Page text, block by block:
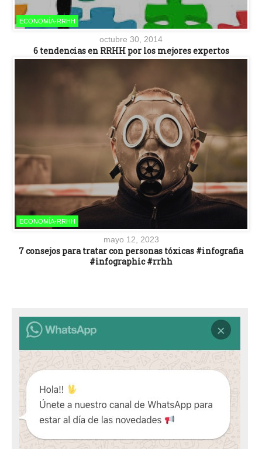
ECONOMÍA-RRHH
octubre 30, 2014
6 tendencias en RRHH por los mejores expertos
ECONOMÍA-RRHH
mayo 12, 2023
7 consejos para tratar con personas tóxicas #infografia
#infographic #rrhh